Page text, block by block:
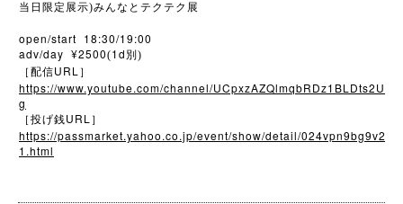
当日限定展示)みんなとテクテク展
open/start 18:30/19:00
adv/day ¥2500(1d 別)
［配信URL ］
https://www.youtube.com/channel/UCpxzAZQlmqbRDz1BLDts2U
g
［投げ銭URL ］
https://passmarket.yahoo.co.jp/event/show/detail/024vpn9bg9v2
1.html